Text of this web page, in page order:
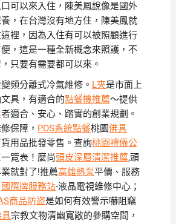
可以來入住，陳美鳳說像是國外
，在台灣沒有地方住，陳美鳳就
裡，因為入住有可以被照顧進行
，這是一種全新概念來照護，不
只要有需要都可以來。
頻分離式冷氣維修。 L夾是市面上
具，有適合的點餐機推薦～提供
者適合、安心、踏實的創業規劃。
保障， POS系統點餐桃園佛具
用品批發零售。查詢桃園禮儀公
覽表！麼尚頭皮深層清潔推薦,頭
就對了!推薦高雄熱泵平價、服務
國際牌服務站-液晶電視維修中心；
商品防盜是如何有效警示嚇阻竊
宗教文物清幽寬敞的參購空間，